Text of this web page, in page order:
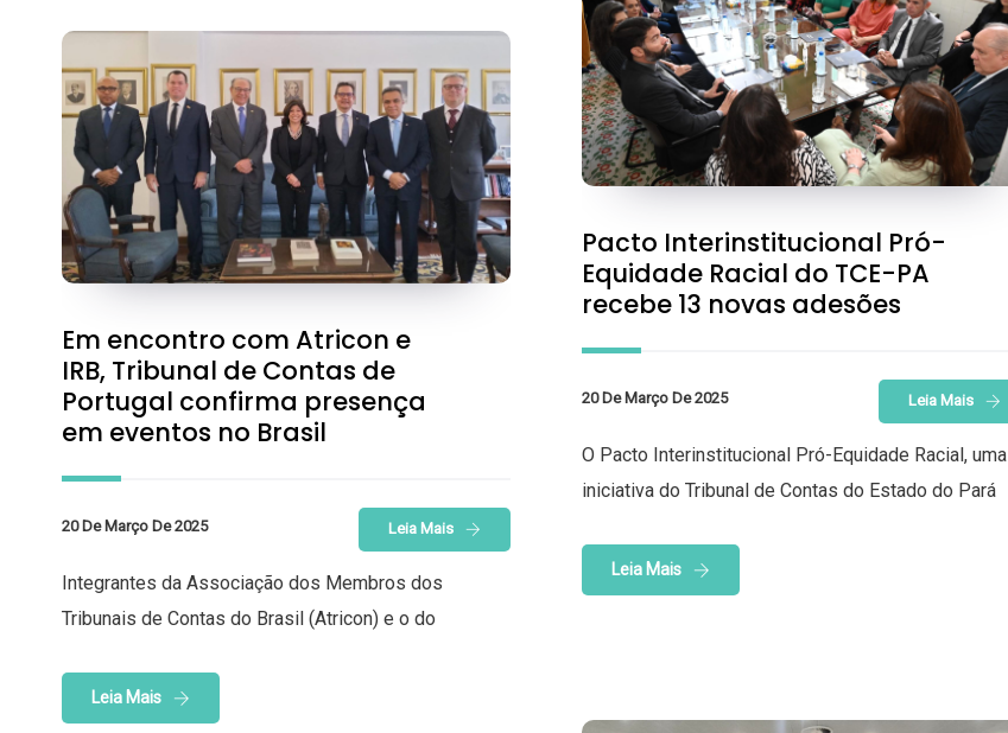
Pacto Interinstitucional Pró-
Equidade Racial do TCE-PA
recebe 13 novas adesões
20 De Março De 2025 Leia Mais
O Pacto Interinstitucional Pró-Equidade Racial, uma
iniciativa do Tribunal de Contas do Estado do Pará
Leia Mais
Em encontro com Atricon e
IRB, Tribunal de Contas de
Portugal confirma presença
em eventos no Brasil
20 De Março De 2025 Leia Mais
Integrantes da Associação dos Membros dos
Tribunais de Contas do Brasil (Atricon) e o do
Leia Mais